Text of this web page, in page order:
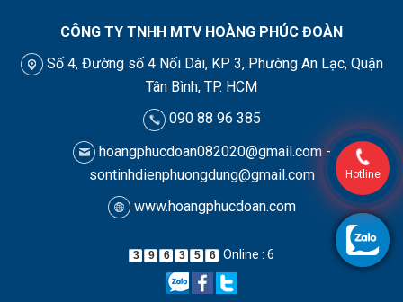
CÔNG TY TNHH MTV HOÀNG PHÚC ĐOÀN
Số 4, Đường số 4 Nối Dài, KP 3, Phường An Lạc, Quận
Tân Bình, TP. HCM
090 88 96 385
hoangphucdoan082020@gmail.com -
sontinhdienphuongdung@gmail.com
www.hoangphucdoan.com
3 9 6 3 5 6 Online : 6
Hotline